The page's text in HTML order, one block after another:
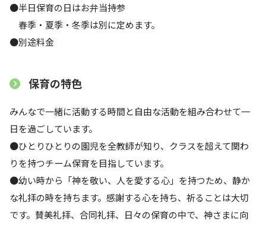
●半日保育の日はお弁当持参
春季・夏季・冬季は別に定めます。
●別途料金
保育の特色
みんなで一緒に活動する時間と自由な活動を組み合わせて一
日を過ごしています。
●ひとりひとりの園児を全教師が知り、クラスを超えて関わ
りを持つチーム保育を目指しています。
●幼い時から「神を敬い、人を愛する心」を持つため、静か
な礼拝の時を持ちます。感謝する心を持ち、祈ることは大切
です。賛美礼拝、合同礼拝、日々の保育の中で、神さまに向